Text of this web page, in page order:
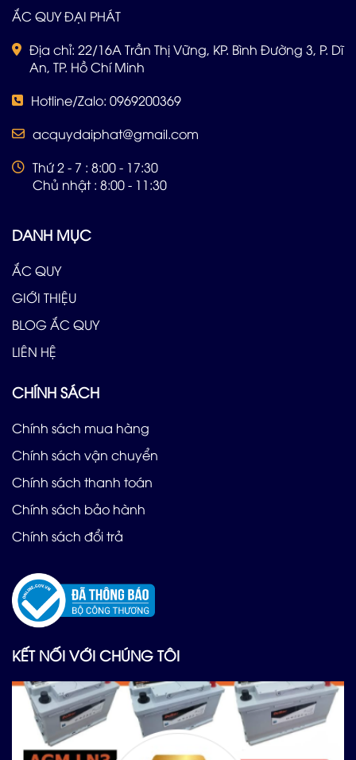
ẮC QUY ĐẠI PHÁT
Địa chỉ: 22/16A Trần Thị Vững, KP. Bình Đường 3, P. Dĩ
An, TP. Hồ Chí Minh
Hotline/Zalo: 0969200369
acquydaiphat@gmail.com
Thứ 2 - 7 : 8:00 - 17:30
Chủ nhật : 8:00 - 11:30
DANH MỤC
ẮC QUY
GIỚI THIỆU
BLOG ẮC QUY
LIÊN HỆ
CHÍNH SÁCH
Chính sách mua hàng
Chính sách vận chuyển
Chính sách thanh toán
Chính sách bảo hành
Chính sách đổi trả
KẾT NỐI VỚI CHÚNG TÔI